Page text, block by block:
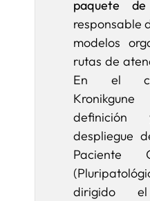
paquete
responsable
modelos
rutas de
En el
despliegue
Paciente
dirigido